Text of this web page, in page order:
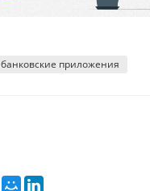
банковские приложения
ставки: сколько
всему, что видите в